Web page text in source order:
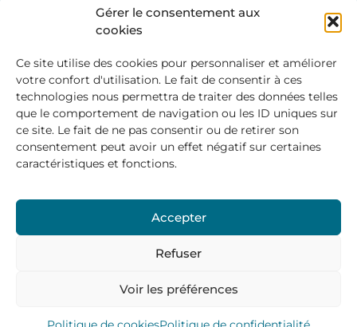
Gérer le consentement aux
cookies
Ce site utilise des cookies pour personnaliser et améliorer
votre confort d'utilisation. Le fait de consentir à ces
technologies nous permettra de traiter des données telles
que le comportement de navigation ou les ID uniques sur
ce site. Le fait de ne pas consentir ou de retirer son
consentement peut avoir un effet négatif sur certaines
caractéristiques et fonctions.
Accepter
Refuser
Voir les préférences
A propos
Site officiel de la Communauté de Communes
Marche et Combraille en Aquitaine
Horaires d’ouverture :
9:00 – 12:00 / 14:00 – 17:00
Vendredi: 9:00 – 12:00
Mentions Légales–Politique des cookies
Marche et Combraille